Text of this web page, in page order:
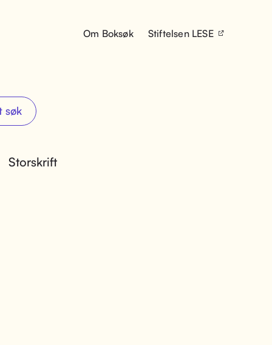
Om Boksøk Stiftelsen LESE
søk
Storskrift